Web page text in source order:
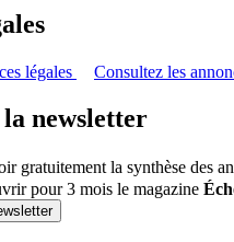
légales Consultez les
newsletter
gratuitement la synthèse des
pour 3 mois le magazine